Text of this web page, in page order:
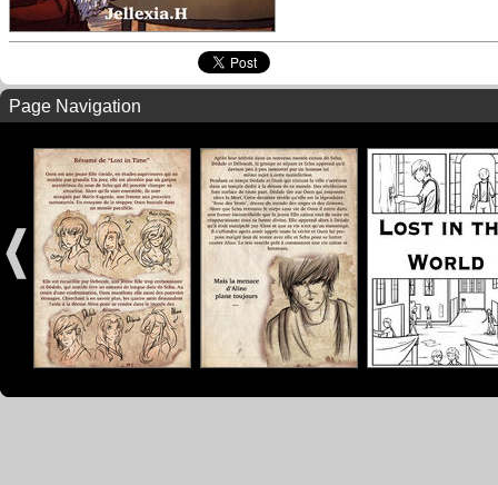
Page Navigation